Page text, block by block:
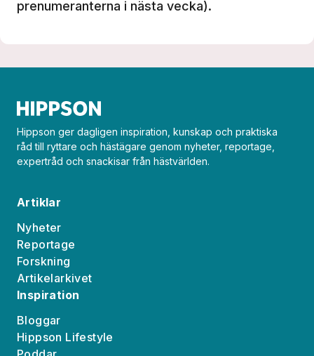
prenumeranterna i nästa vecka).
Hippson ger dagligen inspiration, kunskap och praktiska
råd till ryttare och hästägare genom nyheter, reportage,
expertråd och snackisar från hästvärlden.
Artiklar
Nyheter
Reportage
Forskning
Artikelarkivet
Inspiration
Bloggar
Hippson Lifestyle